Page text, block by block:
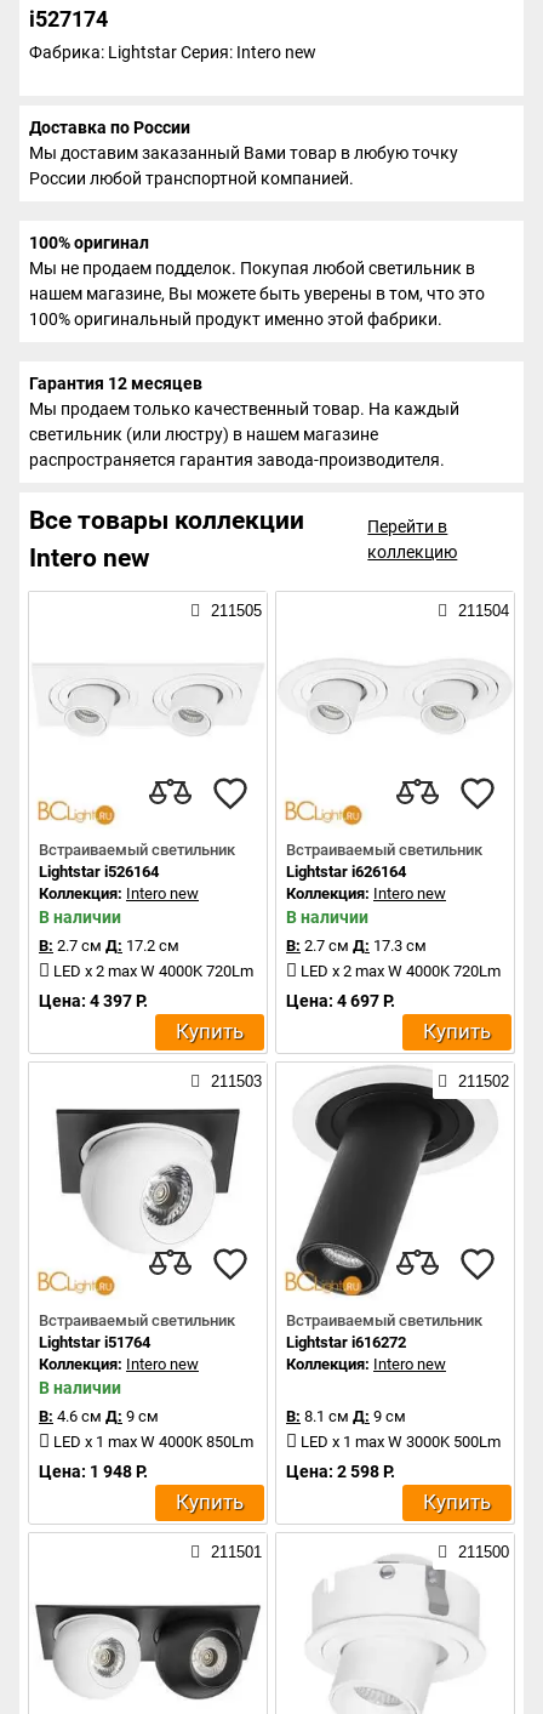
i527174
Фабрика: LightstarСерия: Intero new
Доставка по России
Мы доставим заказанный Вами товар в любую точку
России любой транспортной компанией.
100% оригинал
Мы не продаем подделок. Покупая любой светильник в
нашем магазине, Вы можете быть уверены в том, что это
100% оригинальный продукт именно этой фабрики.
Гарантия 12 месяцев
Мы продаем только качественный товар. На каждый
светильник (или люстру) в нашем магазине
распространяется гарантия завода-производителя.
Все товары коллекции
Intero new
Перейти в
коллекцию
211505
Встраиваемый светильник
Lightstar i526164
Коллекция: Intero new
В наличии
В: 2.7 см Д: 17.2 см
LED x 2 max W 4000K 720Lm
Цена: 4 397 Р.
Купить
211504
Встраиваемый светильник
Lightstar i626164
Коллекция: Intero new
В наличии
В: 2.7 см Д: 17.3 см
LED x 2 max W 4000K 720Lm
Цена: 4 697 Р.
Купить
211503
Встраиваемый светильник
Lightstar i51764
Коллекция: Intero new
В наличии
В: 4.6 см Д: 9 см
LED x 1 max W 4000K 850Lm
Цена: 1 948 Р.
Купить
211502
Встраиваемый светильник
Lightstar i616272
Коллекция: Intero new
В: 8.1 см Д: 9 см
LED x 1 max W 3000K 500Lm
Цена: 2 598 Р.
Купить
211501 211500